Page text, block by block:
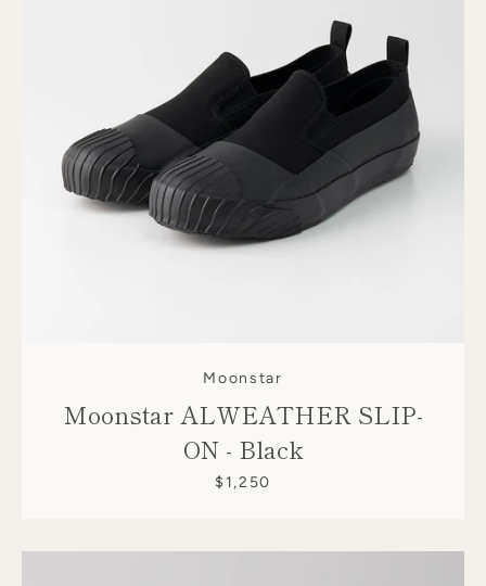
Moonstar
Moonstar ALWEATHER SLIP-
ON - Black
$1,250